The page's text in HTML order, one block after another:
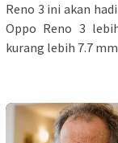
Reno 3 ini akan
Oppo Reno 3
kurang lebih 7.7